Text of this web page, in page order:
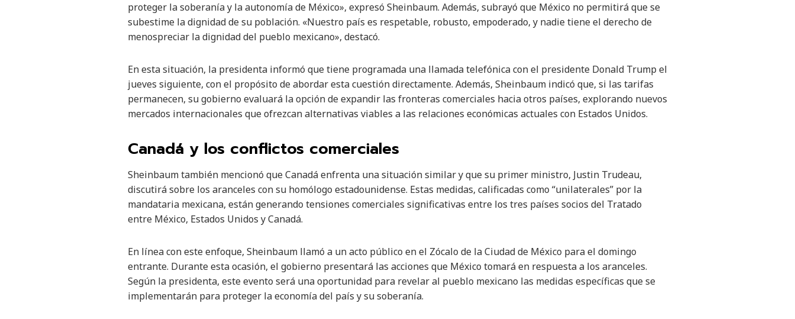
proteger la soberanía y la autonomía de México», expresó Sheinbaum. Además, subrayó que México no permitirá que se
subestime la dignidad de su población. «Nuestro país es respetable, robusto, empoderado, y nadie tiene el derecho de
menospreciar la dignidad del pueblo mexicano», destacó.
En esta situación, la presidenta informó que tiene programada una llamada telefónica con el presidente Donald Trump el
jueves siguiente, con el propósito de abordar esta cuestión directamente. Además, Sheinbaum indicó que, si las tarifas
permanecen, su gobierno evaluará la opción de expandir las fronteras comerciales hacia otros países, explorando nuevos
mercados internacionales que ofrezcan alternativas viables a las relaciones económicas actuales con Estados Unidos.
Canadá y los conflictos comerciales
Sheinbaum también mencionó que Canadá enfrenta una situación similar y que su primer ministro, Justin Trudeau,
discutirá sobre los aranceles con su homólogo estadounidense. Estas medidas, calificadas como “unilaterales” por la
mandataria mexicana, están generando tensiones comerciales significativas entre los tres países socios del Tratado
entre México, Estados Unidos y Canadá.
En línea con este enfoque, Sheinbaum llamó a un acto público en el Zócalo de la Ciudad de México para el domingo
entrante. Durante esta ocasión, el gobierno presentará las acciones que México tomará en respuesta a los aranceles.
Según la presidenta, este evento será una oportunidad para revelar al pueblo mexicano las medidas específicas que se
implementarán para proteger la economía del país y su soberanía.